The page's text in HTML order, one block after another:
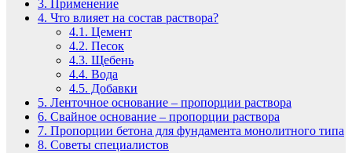
3. Применение
4. Что влияет на состав раствора?
4.1. Цемент
4.2. Песок
4.3. Щебень
4.4. Вода
4.5. Добавки
5. Ленточное основание – пропорции раствора
6. Свайное основание – пропорции раствора
7. Пропорции бетона для фундамента монолитного типа
8. Советы специалистов